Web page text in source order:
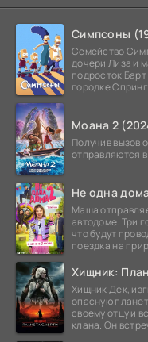
Симпсоны
Семейство
дочери Лиза и
подросток
городке
Моана 2
Получив вызов
отправляются
Не одна
Маша
автодоме. Три
что будут
поездка на
Хищник:
Хищник Дек,
опасную
своему отцу и
клана. Он